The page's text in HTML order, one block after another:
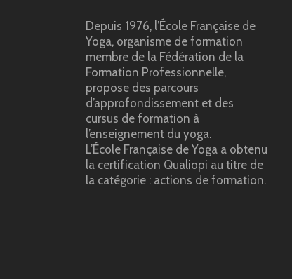
Depuis 1976, l’École Française de
Yoga, organisme de formation
membre de la Fédération de la
Formation Professionnelle,
propose des parcours
d’approfondissement et des
cursus de formation à
l’enseignement du yoga.
L’École Française de Yoga a obtenu
la certification Qualiopi au titre de
la catégorie : actions de formation.